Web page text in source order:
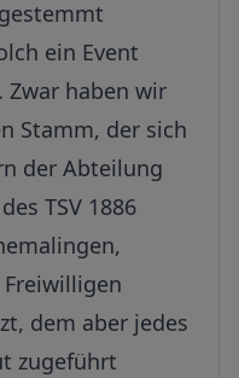
ein Event
Zwar haben wir
Stamm, der sich
der Abteilung
TSV 1886
dem aber jedes
zugeführt